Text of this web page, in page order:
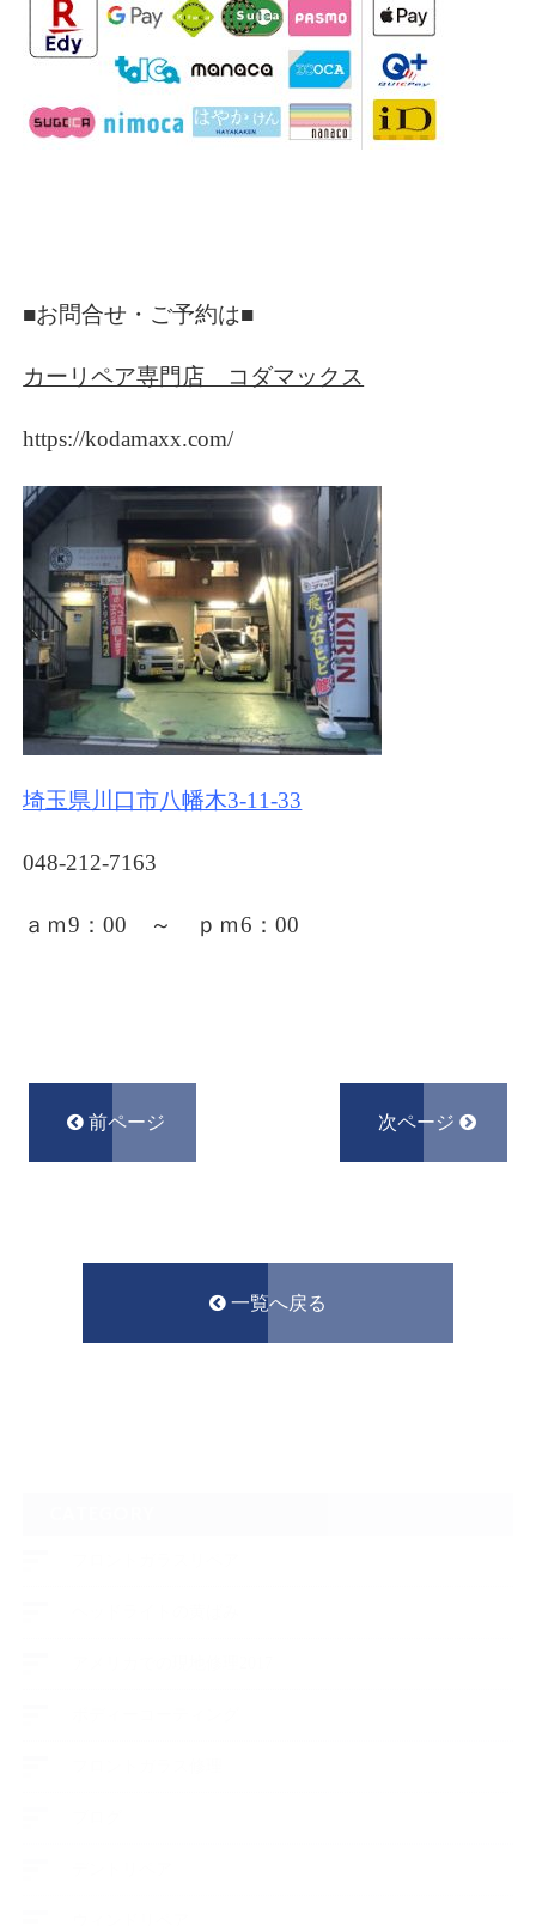
■お問合せ・ご予約は■
カーリペア専門店 コダマックス
https://kodamaxx.com/
埼玉県川口市八幡木3-11-33
048-212-7163
ａｍ9：00 ～ ｐｍ6：00
前ページ 次ページ
一覧へ戻る